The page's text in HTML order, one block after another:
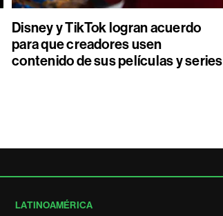
Disney y TikTok logran acuerdo
para que creadores usen
contenido de sus películas y series
LATINOAMÉRICA